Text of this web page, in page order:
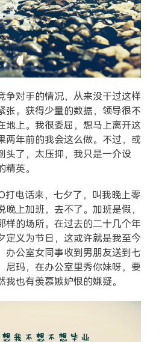
故事 杂志
争对手的情况，从来没干过这样
张。获得少量的数据，领导很不
地上。我很委屈，想马上离开这
两年前的我会这么做。不过，或
头了，太压抑，我只是一介设
精英。
打电话来，七夕了，叫我晚上零
晚上加班，去不了。加班是假，
样的场所。在过去的二十几个年
定义为节日，这或许就是我至今
办公室女同事收到男朋友送到七
尼玛，在办公室里秀你妹呀，要
我也有羡慕嫉妒恨的嫌疑。